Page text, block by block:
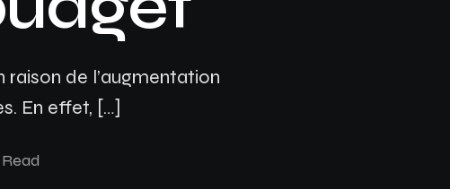
Assurance auto Toulouse
Assurance auto Marseille
de l’augmentation
En effet, […]